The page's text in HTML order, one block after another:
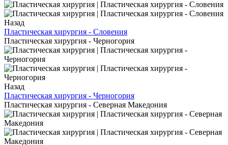
Назад
Пластическая хирургия - Словения
Пластическая хирургия - Черногория
Назад
Пластическая хирургия - Черногория
Пластическая хирургия - Северная Македония